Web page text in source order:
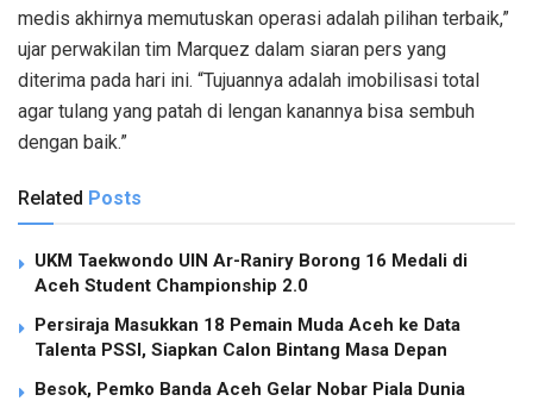
medis akhirnya memutuskan operasi adalah pilihan terbaik,”
ujar perwakilan tim Marquez dalam siaran pers yang
diterima pada hari ini. “Tujuannya adalah imobilisasi total
agar tulang yang patah di lengan kanannya bisa sembuh
dengan baik.”
Related Posts
UKM Taekwondo UIN Ar-Raniry Borong 16 Medali di
Aceh Student Championship 2.0
Persiraja Masukkan 18 Pemain Muda Aceh ke Data
Talenta PSSI, Siapkan Calon Bintang Masa Depan
Besok, Pemko Banda Aceh Gelar Nobar Piala Dunia